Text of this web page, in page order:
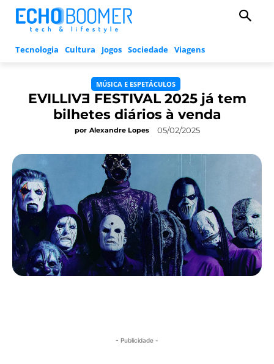
Tecnologia Cultura Jogos Sociedade Viagens
MÚSICA E ESPETÁCULOS
EVILLIVƎ FESTIVAL 2025 já tem
bilhetes diários à venda
por Alexandre Lopes 05/02/2025
- Publicidade -